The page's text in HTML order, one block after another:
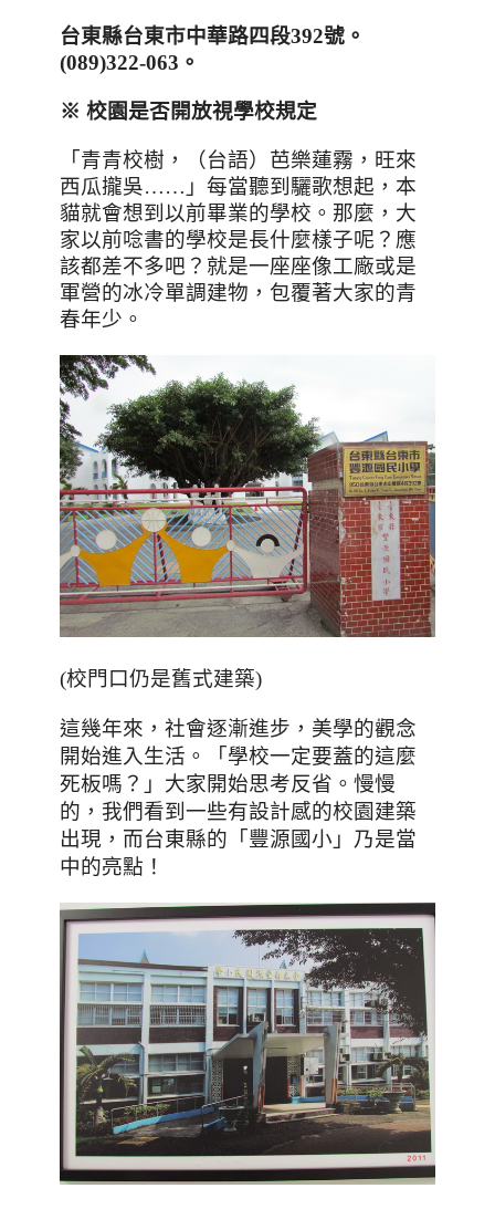
台東縣台東市中華路四段392號。
(089)322-063 。
※ 校園是否開放視學校規定
「青青校樹，（台語）芭樂蓮霧，旺來
西瓜攏吳…… 」每當聽到驪歌想起，本
貓就會想到以前畢業的學校。那麼，大
家以前唸書的學校是長什麼樣子呢？應
該都差不多吧？就是一座座像工廠或是
軍營的冰冷單調建物，包覆著大家的青
春年少。
(校門口仍是舊式建築)
這幾年來 ，社會逐漸進步，美學的觀念
開始進入生活。「學校一定要蓋的這麼
死板嗎？」大家開始思考反省。慢慢
的，我們看到一些有設計感的校園建築
出現，而台東縣的「豐源國小」乃是當
中的亮點！